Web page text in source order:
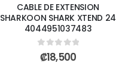
CABLE DE EXTENSION
SHARKOON SHARK XTEND 24
4044951037483
0out of 5
₡18,500